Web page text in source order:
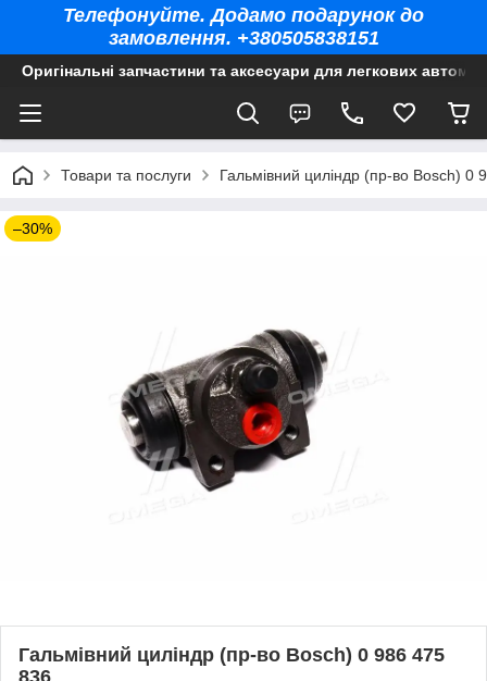
Телефонуйте. Додамо подарунок до
замовлення. +380505838151
Оригінальні запчастини та аксесуари для легкових
Товари та послуги Гальмівний циліндр (пр-во Bosch) 0
–30%
Гальмівний циліндр (пр-во Bosch) 0 986 475
836